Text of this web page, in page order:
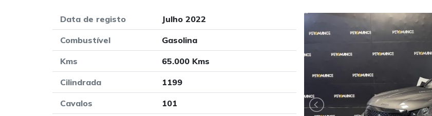
Data de registo Julho 2022
Combustível Gasolina
Kms 65.000 Kms
Cilindrada 1199
Cavalos 101